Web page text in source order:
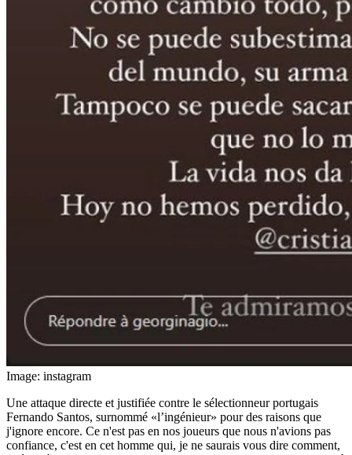
Image: instagram
Une attaque directe et justifiée contre le sélectionneur portugais
Fernando Santos, surnommé «l’ingénieur» pour des raisons que
j'ignore encore. Ce n'est pas en nos joueurs que nous n'avions pas
confiance, c'est en cet homme qui, je ne saurais vous dire comment,